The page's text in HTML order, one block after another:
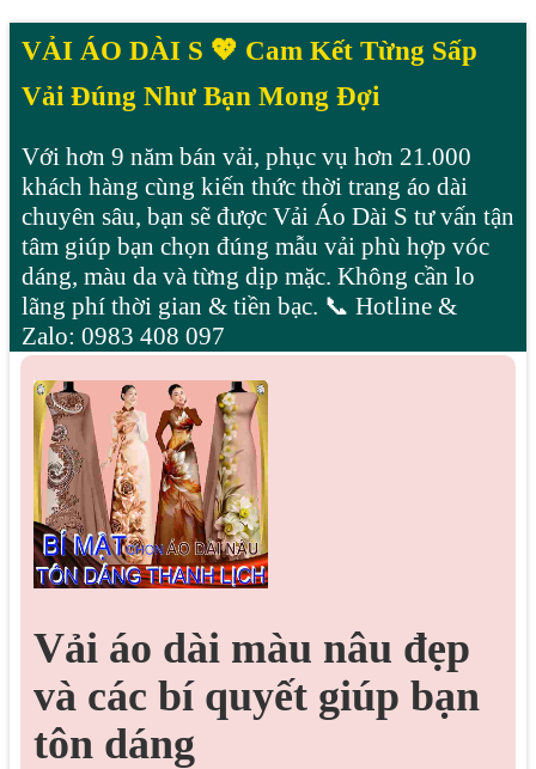
VẢI ÁO DÀI S 💖 Cam Kết Từng Sấp
Vải Đúng Như Bạn Mong Đợi
Với hơn 9 năm bán vải, phục vụ hơn 21.000
khách hàng cùng kiến thức thời trang áo dài
chuyên sâu, bạn sẽ được Vải Áo Dài S tư vấn tận
tâm giúp bạn chọn đúng mẫu vải phù hợp vóc
dáng, màu da và từng dịp mặc. Không cần lo
lãng phí thời gian & tiền bạc. 📞 Hotline &
Zalo: 0983 408 097
Vải áo dài màu nâu đẹp
và các bí quyết giúp bạn
tôn dáng
Mẫu bạn thích